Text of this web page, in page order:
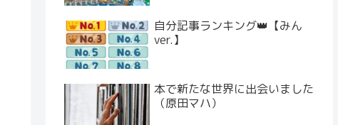
自分記事ランキング👑【みん
ver.】
本で新たな世界に出会いました
（原田マハ）